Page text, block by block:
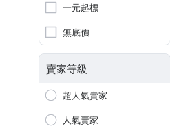
一元起標
無底價
賣家等級
超人氣賣家
人氣賣家